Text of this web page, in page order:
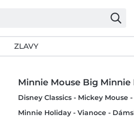
ZLAVY
Minnie Mouse Big Minnie
Disney Classics - Mickey Mouse
Minnie Holiday - Vianoce -